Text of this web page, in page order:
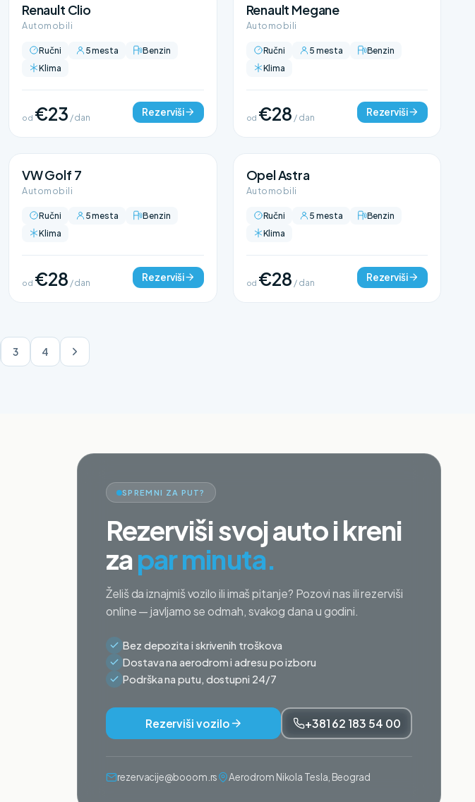
Renault Clio
Automobili
Ručni 5 mesta
Benzin
Klima
od €23 / dan Rezerviši
Renault Megane
Automobili
Ručni 5 mesta
Benzin
Klima
od €28 / dan Rezerviši
VW Golf 7
Automobili
Ručni 5 mesta
Benzin
Klima
od €28 / dan Rezerviši
Opel Astra
Automobili
Ručni 5 mesta
Benzin
Klima
od €28 / dan Rezerviši
3 4
SPREMNI ZA PUT?
Rezerviši svoj auto i kreni
zapar minuta.
Želiš da iznajmiš vozilo ili imaš pitanje? Pozovi nas ili rezerviši
online — javljamo se odmah, svakog dana u godini.
Bez depozita i skrivenih troškova
Dostava na aerodrom i adresu po izboru
Podrška na putu, dostupni 24/7
Rezerviši vozilo +381 62 183 54 00
rezervacije@booom.rs Aerodrom Nikola Tesla, Beograd